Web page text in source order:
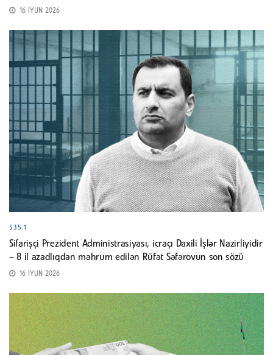
16 İYUN 2026
535.1
Sifarişçi Prezident Administrasiyası, icraçı Daxili İşlər Nazirliyidir
– 8 il azadlıqdan məhrum edilən Rüfət Səfərovun son sözü
16 İYUN 2026